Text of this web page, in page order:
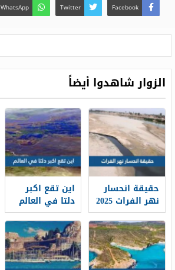
Facebook
Twitter
WhatsApp
الزوار شاهدوا أيضاً
حقيقة انحسار
نهر الفرات 2025
اين تقع اكبر
دلتا في العالم